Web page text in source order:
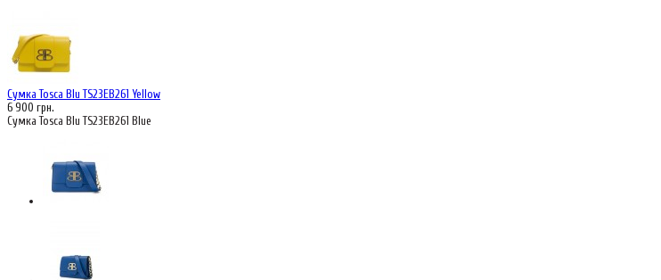
Сумка Tosca Blu TS23EB261 Yellow
6 900 грн.
Сумка Tosca Blu TS23EB261 Blue